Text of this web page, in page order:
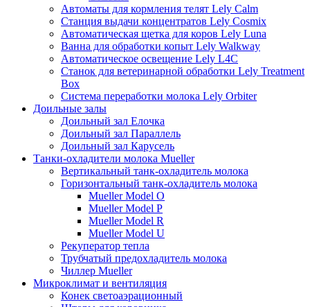
Автоматы для кормления телят Lely Calm
Станция выдачи концентратов Lely Cosmix
Автоматическая щетка для коров Lely Luna
Ванна для обработки копыт Lely Walkway
Автоматическое освещение Lely L4C
Станок для ветеринарной обработки Lely Treatment
Box
Система переработки молока Lely Orbiter
Доильные залы
Доильный зал Елочка
Доильный зал Параллель
Доильный зал Карусель
Танки-охладители молока Mueller
Вертикальный танк-охладитель молока
Горизонтальный танк-охладитель молока
Mueller Model O
Mueller Model P
Mueller Model R
Mueller Model U
Рекуператор тепла
Трубчатый предохладитель молока
Чиллер Mueller
Микроклимат и вентиляция
Конек светоаэрационный